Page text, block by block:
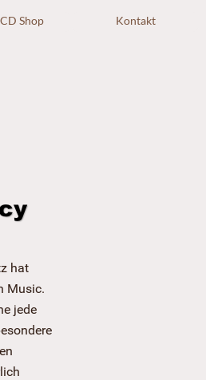
hat
Music.
jede
Shop Kontakt